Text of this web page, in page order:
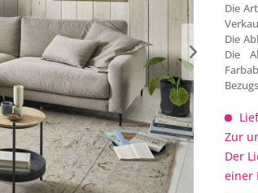
Die
Die
Die
Zur
Der
einer